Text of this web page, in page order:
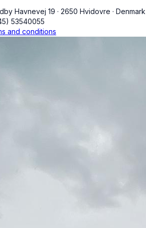
Havnevej 19 · 2650 Hvidovre · Denmark
53540055
and conditions